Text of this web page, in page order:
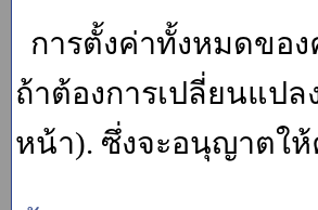
การตั้งค่าทั้งหมดขอ
ถ้าต้องการเปลี่ยนแป
หน้า). ซึ่งจะอนุญาตใ